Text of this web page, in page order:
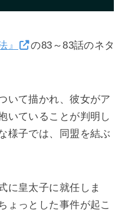
』
の83～83話のネタ
いて描かれ、彼女がア
いていることが判明し
様子では、同盟を結ぶ
に皇太子に就任しま
ょっとした事件が起こ